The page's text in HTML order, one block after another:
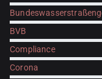
BVB
Compliance
Corona